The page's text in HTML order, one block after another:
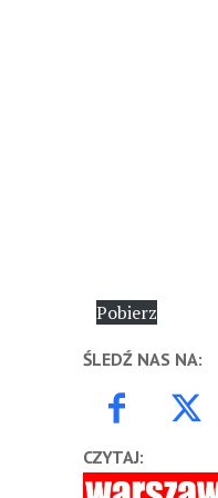
Pobierz
ŚLEDŹ NAS NA:
CZYTAJ: